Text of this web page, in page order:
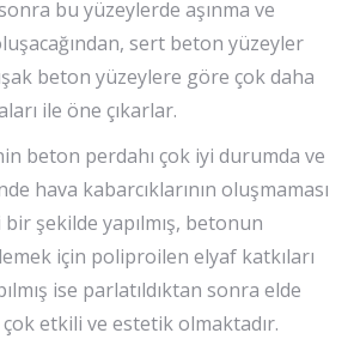
bu yüzeylerde aşınma ve
sert beton yüzeyler
beton yüzeylere göre çok daha
ile öne çıkarlar.
beton perdahı çok iyi durumda ve
hava kabarcıklarının oluşmaması
şekilde yapılmış, betonun
için poliproilen elyaf katkıları
ise parlatıldıktan sonra elde
etkili ve estetik olmaktadır.